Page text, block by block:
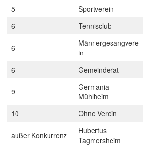
5 Sportverein
6
Tennisclub
6
Männergesangvere
in
6 Gemeinderat
9
Germania
Mühlheim
10 Ohne Verein
außer Konkurrenz
Hubertus
Tagmersheim